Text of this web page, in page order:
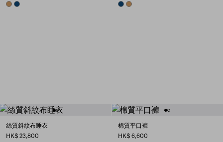
CAMEL BROWN
BLUE BLUECAMEL BROWN
絲質斜紋布睡衣
HK$ 23,800
棉質平口褲
HK$ 6,600